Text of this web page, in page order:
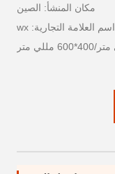
مكان المنشأ: الصين
اسم العلامة التجارية: wx